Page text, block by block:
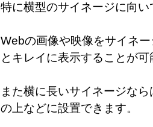
特に横型のサイネージに向
Webの画像や映像をサイネ
とキレイに表示することが可
また横に長いサイネージな
の上などに設置できます。